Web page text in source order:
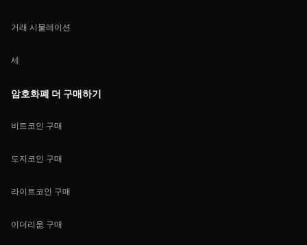
거래 시물레이션
세
암호화폐 더 구매하기
비트코인 구매
도지코인 구매
라이트코인 구매
이더리움 구매